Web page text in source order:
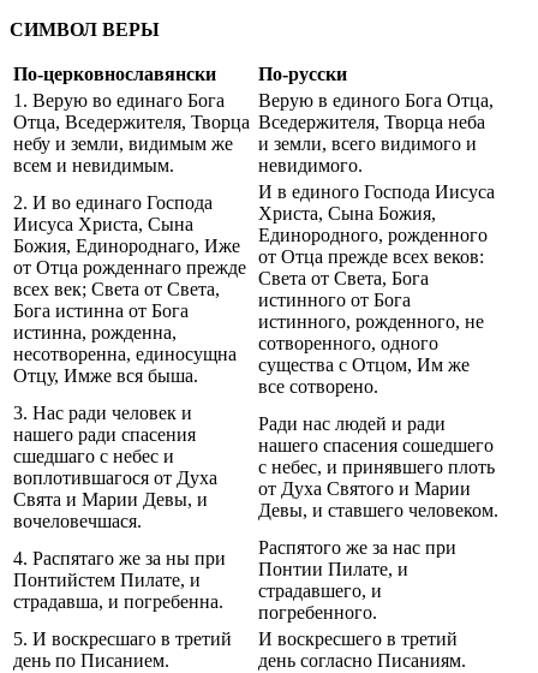
СИМВОЛ ВЕРЫ
По-церковнославянски
По-русски
1. Верую во единаго Бога
Отца, Вседержителя, Творца
небу и земли, видимым же
всем и невидимым.
Верую в единого Бога Отца,
Вседержителя, Творца неба
и земли, всего видимого и
невидимого.
2. И во единаго Господа
Иисуса Христа, Сына
Божия, Единороднаго, Иже
от Отца рожденнаго прежде
всех век; Света от Света,
Бога истинна от Бога
истинна, рожденна,
несотворенна, единосущна
Отцу, Имже вся быша.
И в единого Господа Иисуса
Христа, Сына Божия,
Единородного, рожденного
от Отца прежде всех веков:
Света от Света, Бога
истинного от Бога
истинного, рожденного, не
сотворенного, одного
существа с Отцом, Им же
все сотворено.
3. Нас ради человек и
нашего ради спасения
сшедшаго с небес и
воплотившагося от Духа
Свята и Марии Девы, и
вочеловечшася.
Ради нас людей и ради
нашего спасения сошедшего
с небес, и принявшего плоть
от Духа Святого и Марии
Девы, и ставшего человеком.
4. Распятаго же за ны при
Понтийстем Пилате, и
страдавша, и погребенна.
Распятого же за нас при
Понтии Пилате, и
страдавшего, и
погребенного.
5. И воскресшаго в третий
день по Писанием.
И воскресшего в третий
день согласно Писаниям.